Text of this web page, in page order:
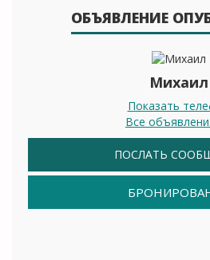
ОБЪЯВЛЕНИЕ
Михаил
Показать
Все
ПОСЛАТЬ